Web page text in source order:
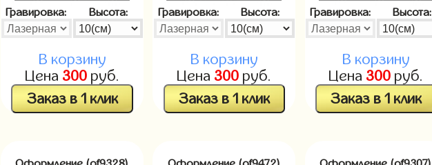
Гравировка: Высота:
В корзину
Цена 300 руб.
Заказ в 1 клик
Гравировка: Высота:
В корзину
Цена 300 руб.
Заказ в 1 клик
Гравировка: Высота:
В корзину
Цена 300 руб.
Заказ в 1 клик